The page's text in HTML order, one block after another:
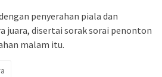
penyerahan piala dan
juara, disertai sorak sorai penonton
malam itu.